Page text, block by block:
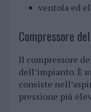
ventola ed
Compressore
Il compressore
dell’impianto. È
consiste
pressione più